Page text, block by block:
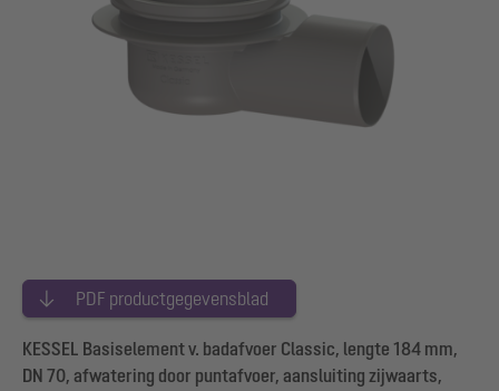
PDF productgegevensblad
KESSEL Basiselement v. badafvoer Classic, lengte 184 mm,
DN 70, afwatering door puntafvoer, aansluiting zijwaarts,